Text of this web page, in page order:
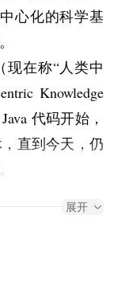
心化的科学基
现在称“人类中
Knowledge
代码开始，
直到今天，仍
区一帮热心的
展开